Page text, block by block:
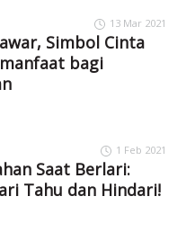
13 Mar 2021
Simbol Cinta
bagi
1 Feb 2021
Saat Berlari:
Tahu dan Hindari!